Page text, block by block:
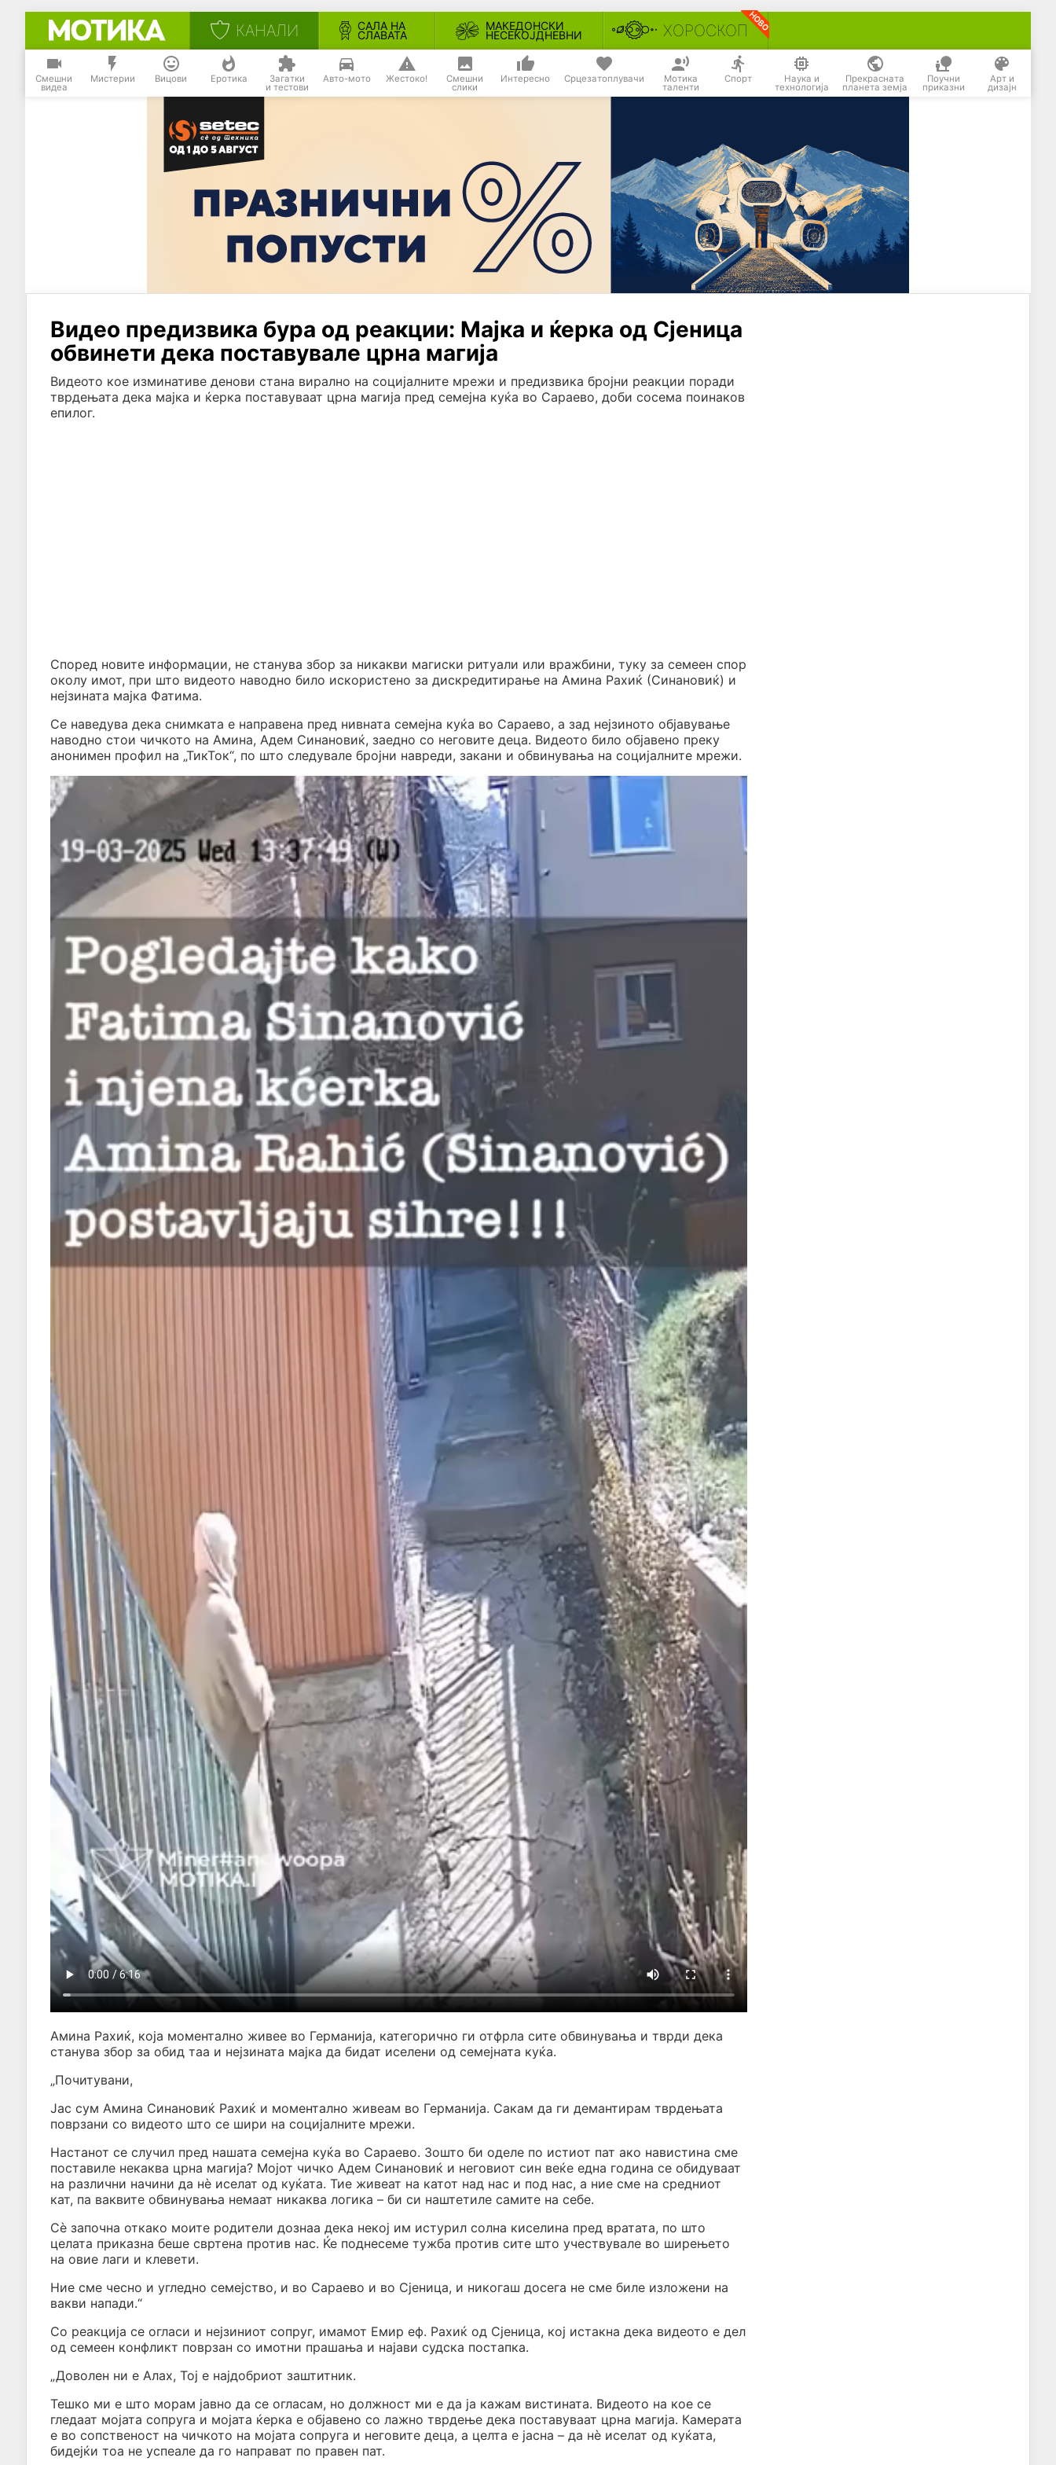
КАНАЛИ САЛА НА
СЛАВАТА
МАКЕДОНСКИ
НЕСЕКОЈДНЕВНИ ХОРОСКОП
Смешни
видеа
Мистерии Вицови Еротика Загатки
и тестови
Авто-мото Жестоко! Смешни
слики
Интересно Срцезатоплувачи Мотика
таленти
Спорт Наука и
технологија
Прекрасната
планета земја
Поучни
приказни
Арт и
дизајн
Видео предизвика бура од реакции: Мајка и ќерка од Сјеница
обвинети дека поставувале црна магија
Видеото кое изминативе денови стана вирално на социјалните мрежи и предизвика бројни реакции поради
тврдењата дека мајка и ќерка поставуваат црна магија пред семејна куќа во Сараево, доби сосема поинаков
епилог.
Според новите информации, не станува збор за никакви магиски ритуали или вражбини, туку за семеен спор
околу имот, при што видеото наводно било искористено за дискредитирање на Амина Рахиќ (Синановиќ) и
нејзината мајка Фатима.
Се наведува дека снимката е направена пред нивната семејна куќа во Сараево, а зад нејзиното објавување
наводно стои чичкото на Амина, Адем Синановиќ, заедно со неговите деца. Видеото било објавено преку
анонимен профил на „ТикТок“, по што следувале бројни навреди, закани и обвинувања на социјалните мрежи.
Амина Рахиќ, која моментално живее во Германија, категорично ги отфрла сите обвинувања и тврди дека
станува збор за обид таа и нејзината мајка да бидат иселени од семејната куќа.
„Почитувани,
Јас сум Амина Синановиќ Рахиќ и моментално живеам во Германија. Сакам да ги демантирам тврдењата
поврзани со видеото што се шири на социјалните мрежи.
Настанот се случил пред нашата семејна куќа во Сараево. Зошто би оделе по истиот пат ако навистина сме
поставиле некаква црна магија? Мојот чичко Адем Синановиќ и неговиот син веќе една година се обидуваат
на различни начини да нè иселат од куќата. Тие живеат на катот над нас и под нас, а ние сме на средниот
кат, па ваквите обвинувања немаат никаква логика – би си наштетиле самите на себе.
Сè започна откако моите родители дознаа дека некој им истурил солна киселина пред вратата, по што
целата приказна беше свртена против нас. Ќе поднесеме тужба против сите што учествувале во ширењето
на овие лаги и клевети.
Ние сме чесно и угледно семејство, и во Сараево и во Сјеница, и никогаш досега не сме биле изложени на
вакви напади.“
Со реакција се огласи и нејзиниот сопруг, имамот Емир еф. Рахиќ од Сјеница, кој истакна дека видеото е дел
од семеен конфликт поврзан со имотни прашања и најави судска постапка.
„Доволен ни е Алах, Тој е најдобриот заштитник.
Тешко ми е што морам јавно да се огласам, но должност ми е да ја кажам вистината. Видеото на кое се
гледаат мојата сопруга и мојата ќерка е објавено со лажно тврдење дека поставуваат црна магија. Камерата
е во сопственост на чичкото на мојата сопруга и неговите деца, а целта е јасна – да нè иселат од куќата,
бидејќи тоа не успеале да го направат по правен пат.